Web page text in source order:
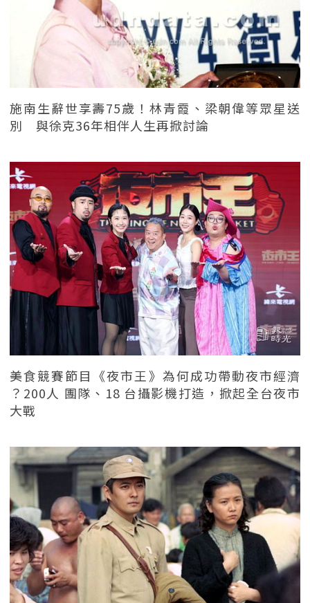
施南生辭世享壽75歲！林青霞、梁朝偉等眾星送
別 與徐克36年相伴人生再掀討論
美食競賽節目《夜市王》為何成功帶動夜市經濟
？200人 團隊、18 台攝影機打造，掀起全台夜市
大戰